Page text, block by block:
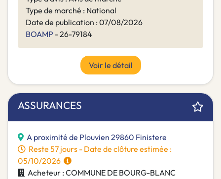
Type de marché : National
Date de publication : 07/08/2026
BOAMP - 26-79184
Voir le détail
ASSURANCES
A proximité de Plouvien 29860 Finistere
Reste 57 jours - Date de clôture estimée :
05/10/2026
Acheteur : COMMUNE DE BOURG-BLANC